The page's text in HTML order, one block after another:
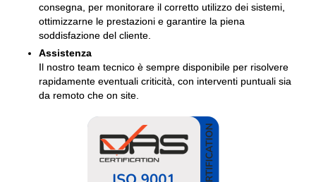
consegna, per monitorare il corretto utilizzo dei sistemi,
ottimizzarne le prestazioni e garantire la piena
soddisfazione del cliente.
Assistenza
Il nostro team tecnico è sempre disponibile per risolvere
rapidamente eventuali criticità, con interventi puntuali sia
da remoto che on site.